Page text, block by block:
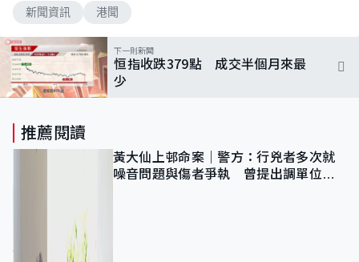
新聞資訊 港聞
下一則新聞
恒指收跌379點 成交半個月來最
少
推薦閱讀
黃大仙上邨命案｜警方：行兇者多次就
噪音問題與傷者爭執 曾提出調單位已